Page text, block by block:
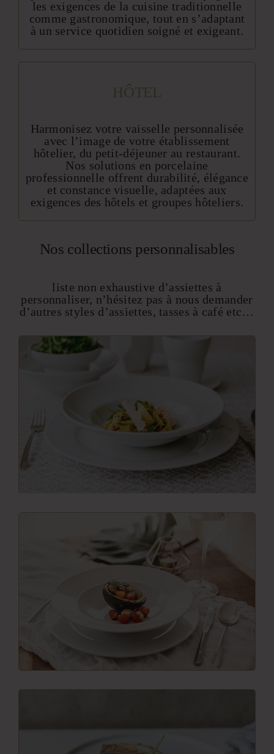
les exigences de la cuisine traditionnelle
comme gastronomique, tout en s’adaptant
à un service quotidien soigné et exigeant.
HÔTEL
Harmonisez votre vaisselle personnalisée
avec l’image de votre établissement
hôtelier, du petit-déjeuner au restaurant.
Nos solutions en porcelaine
professionnelle offrent durabilité, élégance
et constance visuelle, adaptées aux
exigences des hôtels et groupes hôteliers.
Nos collections personnalisables
liste non exhaustive d’assiettes à
personnaliser, n’hésitez pas à nous demander
d’autres styles d’assiettes, tasses à café etc…